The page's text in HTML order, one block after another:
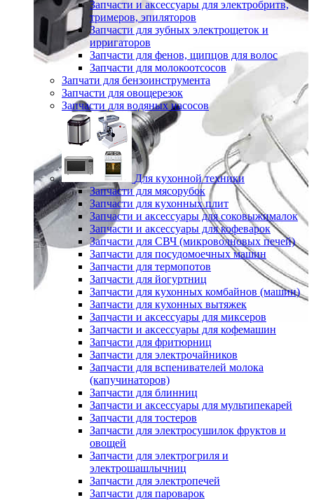
Запчасти и аксессуары для электробритв,
тримеров, эпиляторов
Запчасти для зубных электрощеток и
ирригаторов
Запчасти для фенов, щипцов для волос
Запчасти для молокоотсосов
Запчати для бензоинструмента
Запчасти для овощерезок
Запчасти для водяных насосов
Для кухонной техники
Запчасти для мясорубок
Запчасти для кухонных плит
Запчасти и аксессуары для соковыжималок
Запчасти и аксессуары для кофеварок
Запчасти для СВЧ (микроволновых печей)
Запчасти для посудомоечных машин
Запчасти для термопотов
Запчасти для йогуртниц
Запчасти для кухонных комбайнов (машин)
Запчасти для кухонных вытяжек
Запчасти и аксессуары для миксеров
Запчасти и аксессуары для кофемашин
Запчасти для фритюрниц
Запчасти для электрочайников
Запчасти для вспенивателей молока
(капучинаторов)
Запчасти для блинниц
Запчасти и аксессуары для мультипекарей
Запчасти для тостеров
Запчасти для электросушилок фруктов и
овощей
Запчасти для электрогриля и
электрошашлычниц
Запчасти для электропечей
Запчасти для пароварок